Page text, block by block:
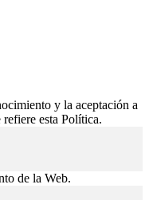
y la aceptación a
esta Política.
de la Web.